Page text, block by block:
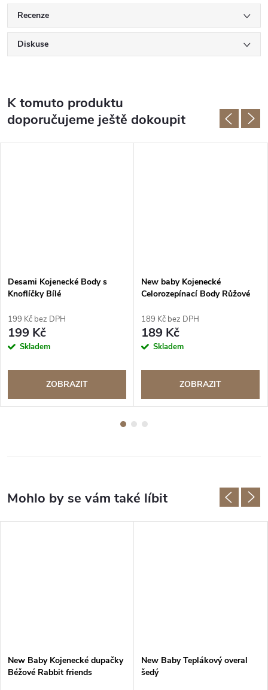
Recenze
Diskuse
K tomuto produktu
doporučujeme ještě dokoupit
Desami Kojenecké Body s
Knoflíčky Bílé
199 Kč bez DPH
199 Kč
Skladem
ZOBRAZIT
New baby Kojenecké
Celorozepínací Body Růžové
189 Kč bez DPH
189 Kč
Skladem
ZOBRAZIT
New Baby Kojenecké dupačky
Béžové Rabbit friends
New Baby Teplákový overal
šedý